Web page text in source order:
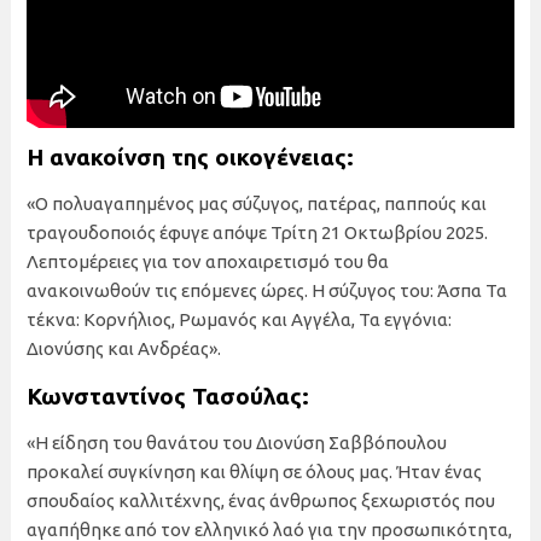
Η ανακοίνση της οικογένειας:
«Ο πολυαγαπημένος μας σύζυγος, πατέρας, παππούς και
τραγουδοποιός έφυγε απόψε Τρίτη 21 Οκτωβρίου 2025.
Λεπτομέρειες για τον αποχαιρετισμό του θα
ανακοινωθούν τις επόμενες ώρες. Η σύζυγος του: Άσπα Τα
τέκνα: Κορνήλιος, Ρωμανός και Αγγέλα, Τα εγγόνια:
Διονύσης και Ανδρέας».
Κωνσταντίνος Τασούλας:
«Η είδηση του θανάτου του Διονύση Σαββόπουλου
προκαλεί συγκίνηση και θλίψη σε όλους μας. Ήταν ένας
σπουδαίος καλλιτέχνης, ένας άνθρωπος ξεχωριστός που
αγαπήθηκε από τον ελληνικό λαό για την προσωπικότητα,